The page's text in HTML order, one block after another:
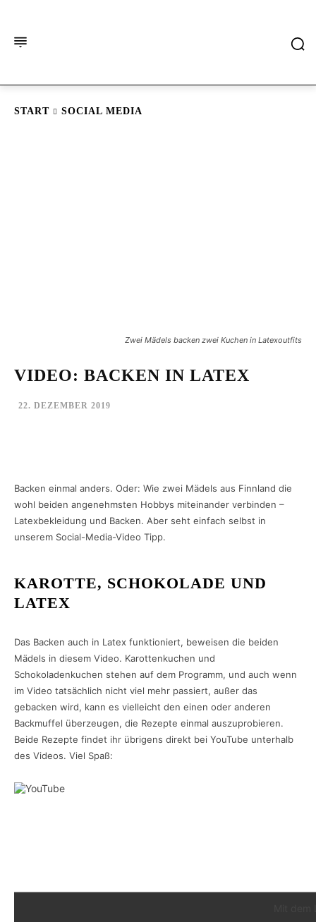
START SOCIAL MEDIA
Zwei Mädels backen zwei Kuchen in Latexoutfits
VIDEO: BACKEN IN LATEX
22. DEZEMBER 2019
Backen einmal anders. Oder: Wie zwei Mädels aus Finnland die
wohl beiden angenehmsten Hobbys miteinander verbinden –
Latexbekleidung und Backen. Aber seht einfach selbst in
unserem Social-Media-Video Tipp.
KAROTTE, SCHOKOLADE UND
LATEX
Das Backen auch in Latex funktioniert, beweisen die beiden
Mädels in diesem Video. Karottenkuchen und
Schokoladenkuchen stehen auf dem Programm, und auch wenn
im Video tatsächlich nicht viel mehr passiert, außer das
gebacken wird, kann es vielleicht den einen oder anderen
Backmuffel überzeugen, die Rezepte einmal auszuprobieren.
Beide Rezepte findet ihr übrigens direkt bei YouTube unterhalb
des Videos. Viel Spaß: